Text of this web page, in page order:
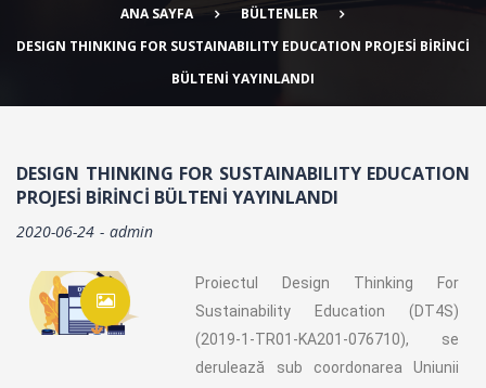
ANA SAYFA
BÜLTENLER
DESIGN THINKING FOR SUSTAINABILITY EDUCATION PROJESI BIRINCI
BÜLTENI YAYINLANDI
DESIGN THINKING FOR SUSTAINABILITY EDUCATION
PROJESI BIRINCI BÜLTENI YAYINLANDI
2020-06-24 admin
Proiectul Design Thinking For
Sustainability Education (DT4S)
(2019-1-TR01-KA201-076710), se
derulează sub coordonarea Uniunii